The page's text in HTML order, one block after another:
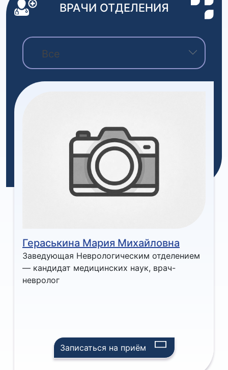
ВРАЧИ ОТДЕЛЕНИЯ
Все
Гераськина Мария Михайловна
Заведующая Неврологическим отделением
— кандидат медицинских наук, врач-
невролог
Записаться на приём